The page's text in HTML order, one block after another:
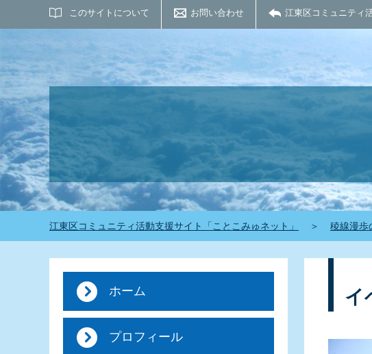
このサイトについて お問い合わせ 江東区コミュニティ
サイト内検索
江東区コミュニティ活動支援サイト「ことこみゅネット」 ＞ 稜線漫歩
イ
ホーム
プロフィール